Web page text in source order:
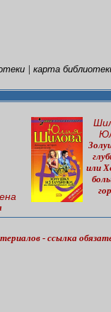
| карта
или
- ссылка